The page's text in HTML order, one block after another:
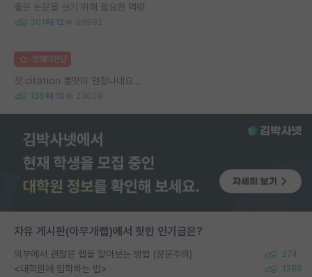
좋은 논문을 쓰기 위해 필요한 역량
301 12 69992
명예의전당
첫 citation 뽕맛이 엄청나네요...
136 10 23029
자유 게시판(아무개랩)에서 핫한 인기글은?
외부에서 괜찮은 랩을 알아보는 방법 (장문주의) 274
<대학원에 입학하는 법> 1388